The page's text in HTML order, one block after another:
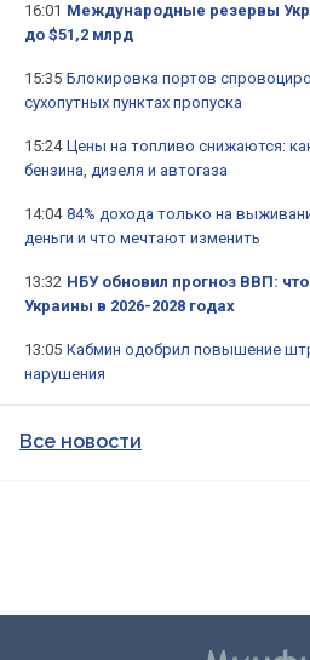
16:01 Международные резервы
до $51,2 млрд
15:35 Блокировка портов
сухопутных пунктах пропуска
15:24 Цены на топливо снижаются:
бензина, дизеля и автогаза
14:04 84% дохода только на
деньги и что мечтают изменить
13:32 НБУ обновил прогноз ВВП:
Украины в 2026-2028 годах
13:05 Кабмин одобрил повышение
нарушения
Все новости